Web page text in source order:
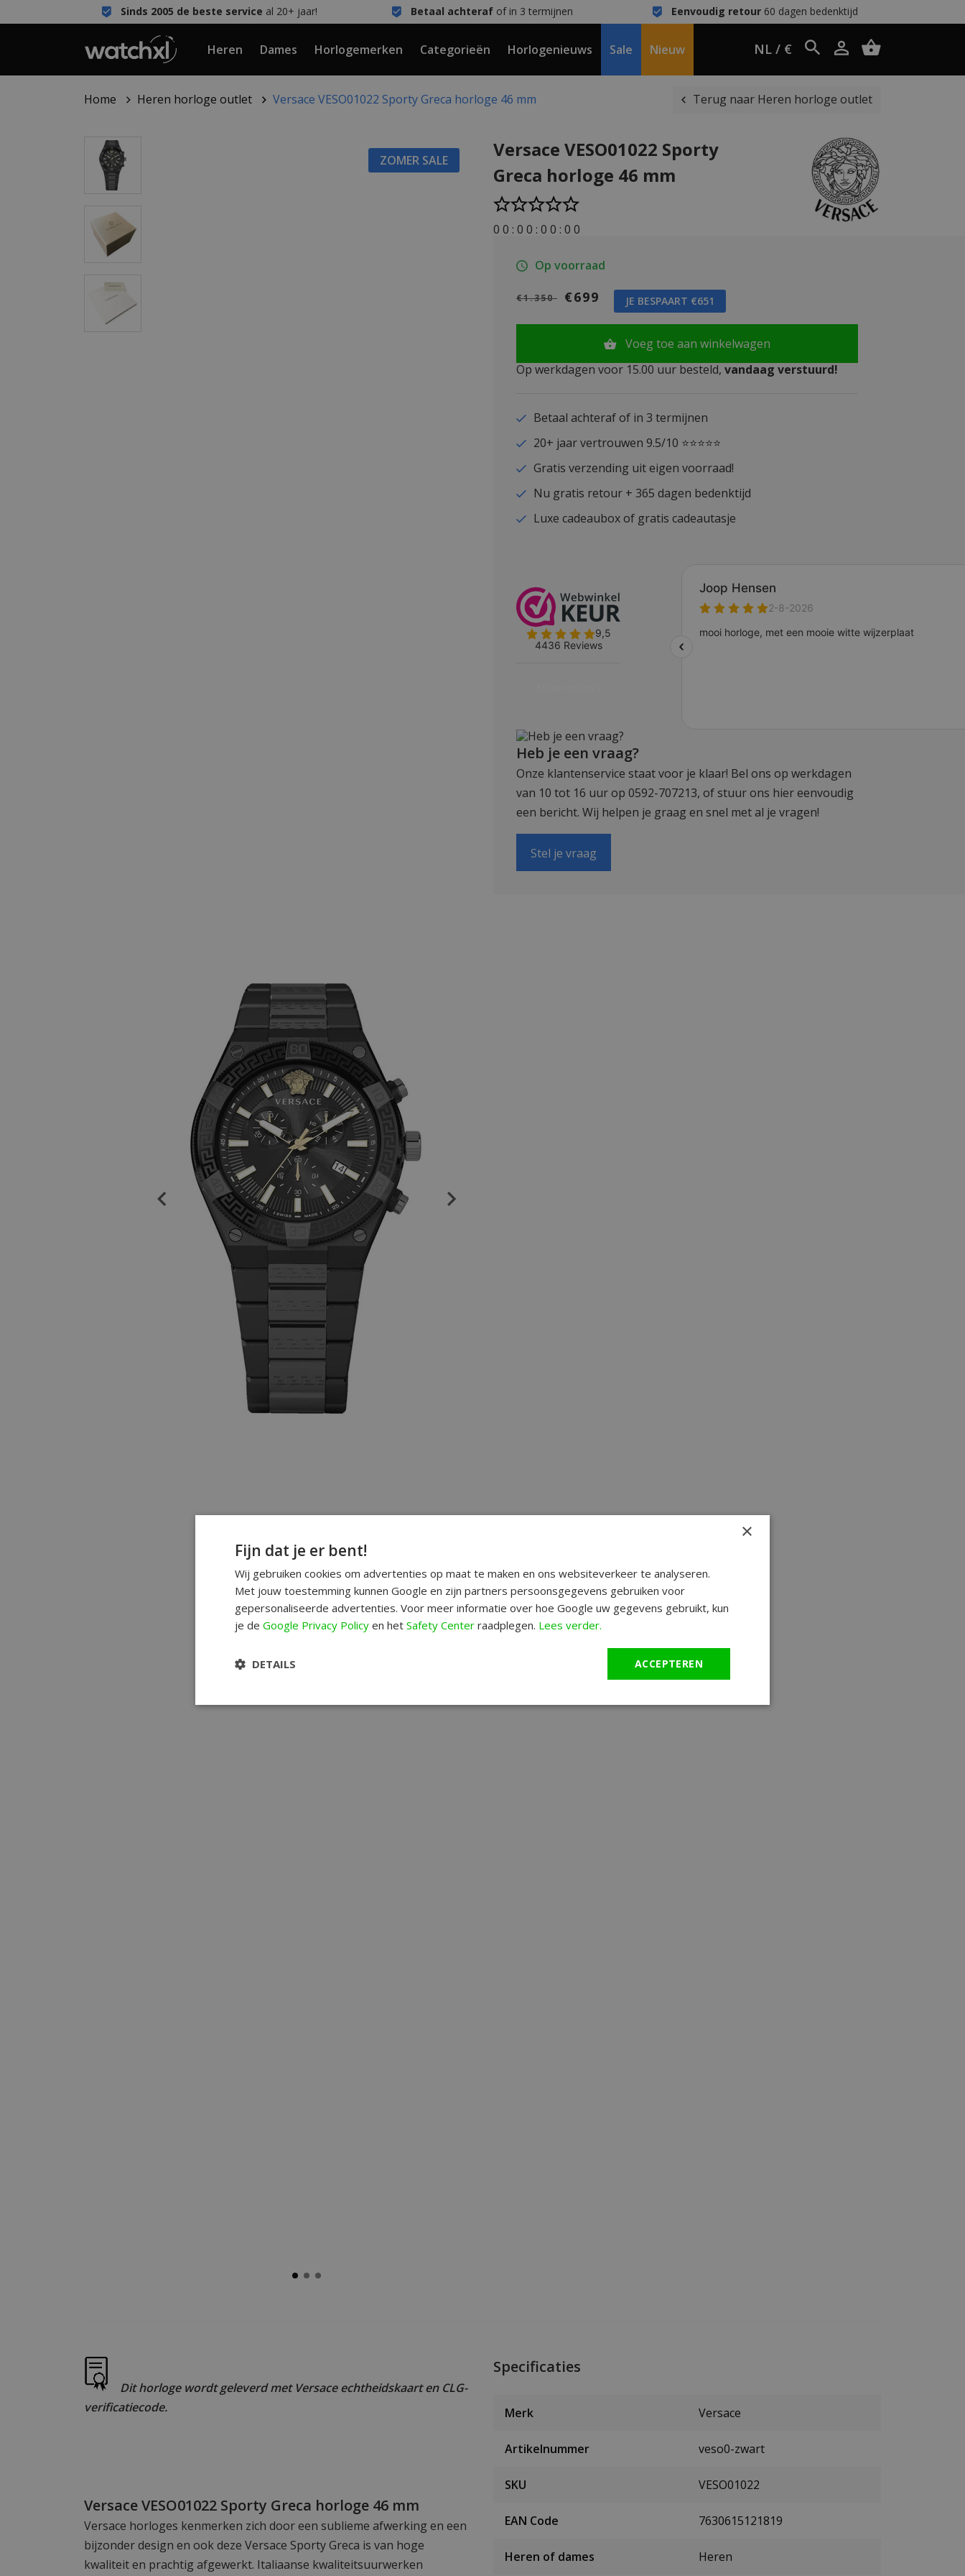
Sinds 2005 de beste service al 20+ jaar! Betaal achterafof in 3 termijnen Eenvoudig retour60 dagen bedenktijd
Heren Dames Horlogemerken Categorieën Horlogenieuws Sale Nieuw NL / €
Home Heren horloge outlet Versace VESO01022 Sporty Greca horloge 46 mm Terug naar Heren horloge outlet
ZOMER SALE
Versace VESO01022 Sporty
Greca horloge 46 mm
0 0 : 0 0 : 0 0 : 0 0
Op voorraad
€1.350 €699 JE BESPAART €651
Voeg toe aan winkelwagen
Op werkdagen voor 15.00 uur besteld, vandaag verstuurd!
Betaal achteraf of in 3 termijnen
20+ jaar vertrouwen 9.5/10 ⭐⭐⭐⭐⭐
Gratis verzending uit eigen voorraad!
Nu gratis retour + 365 dagen bedenktijd
Luxe cadeaubox of gratis cadeautasje
Heb je een vraag?
Onze klantenservice staat voor je klaar! Bel ons op werkdagen
van 10 tot 16 uur op 0592-707213, of stuur ons hier eenvoudig
een bericht. Wij helpen je graag en snel met al je vragen!
Stel je vraag
Dit horloge wordt geleverd met Versace echtheidskaart en CLG-
verificatiecode.
Versace VESO01022 Sporty Greca horloge 46 mm
Versace horloges kenmerken zich door een sublieme afwerking en een
bijzonder design en ook deze Versace Sporty Greca is van hoge
kwaliteit en prachtig afgewerkt. Italiaanse kwaliteitsuurwerken
Specificaties
Merk Versace
Artikelnummer veso0-zwart
SKU VESO01022
EAN Code 7630615121819
Heren of dames Heren
×
Fijn dat je er bent!
Wij gebruiken cookies om advertenties op maat te maken en ons websiteverkeer te analyseren.
Met jouw toestemming kunnen Google en zijn partners persoonsgegevens gebruiken voor
gepersonaliseerde advertenties. Voor meer informatie over hoe Google uw gegevens gebruikt, kun
je de Google Privacy Policy en het Safety Center raadplegen. Lees verder.
ACCEPTEREN
DETAILS